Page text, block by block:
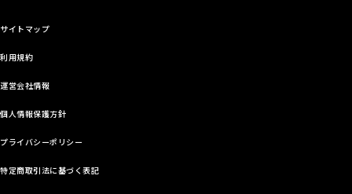
サイトマップ
利用規約
運営会社情報
個人情報保護方針
プライバシーポリシー
特定商取引法に基づく表記